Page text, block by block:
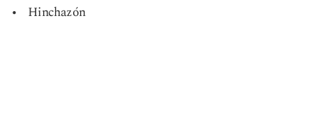
Hinchazón